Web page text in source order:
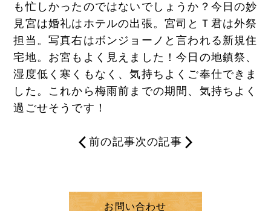
も忙しかったのではないでしょうか？今日の妙
見宮は婚礼はホテルの出張。宮司とＴ君は外祭
担当。写真右はボンジョーノと言われる新規住
宅地。お宮もよく見えました！今日の地鎮祭、
湿度低く寒くもなく、気持ちよくご奉仕できま
した。これから梅雨前までの期間、気持ちよく
過ごせそうです！
前の記事次の記事
お問い合わせ